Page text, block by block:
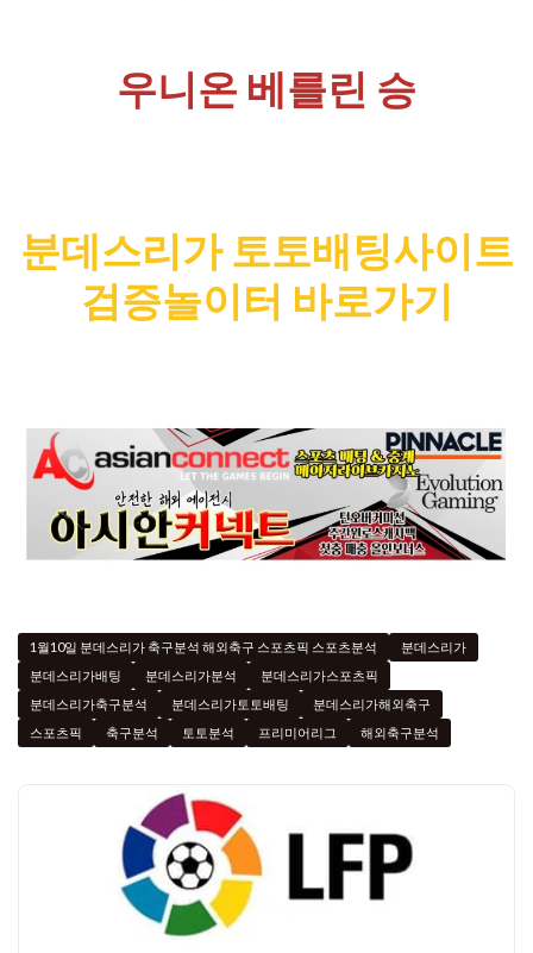
우니온 베를린 승
분데스리가 토토배팅사이트
검증놀이터 바로가기
1월10일 분데스리가 축구분석 해외축구 스포츠픽 스포츠분석
분데스리가
분데스리가배팅
분데스리가분석
분데스리가스포츠픽
분데스리가축구분석
분데스리가토토배팅
분데스리가해외축구
스포츠픽
축구분석 토토분석 프리미어리그 해외축구분석